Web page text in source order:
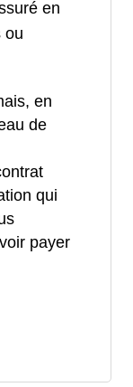
en
ou
en
de
qui
payer